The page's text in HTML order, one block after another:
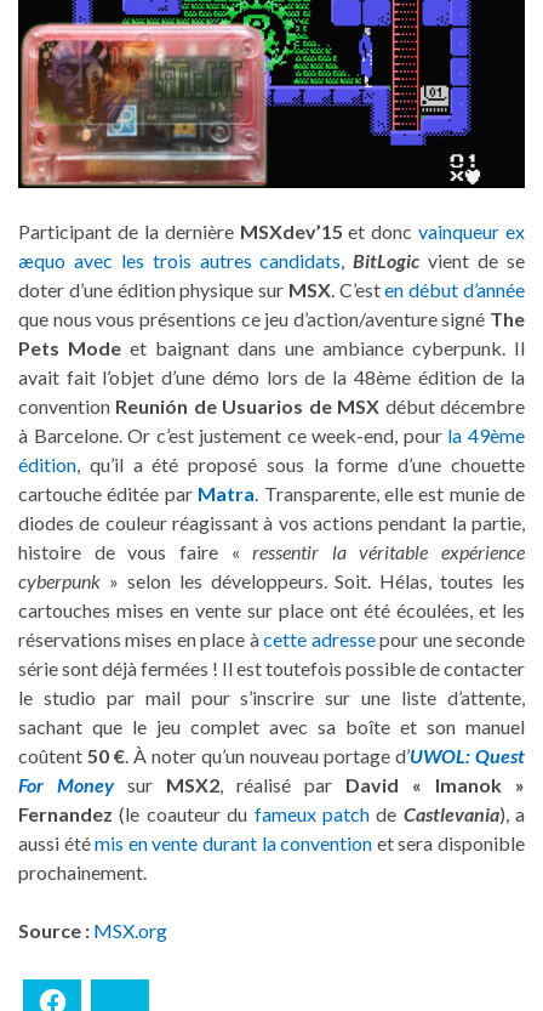
Participant de la dernière MSXdev’15 et doncvainqueur ex
æquo avec les trois autres candidats,BitLogic vient de se
doter d’une édition physique sur MSX. C’esten début d’année
que nous vous présentions ce jeu d’action/aventure signé The
Pets Mode et baignant dans une ambiance cyberpunk. Il
avait fait l’objet d’une démo lors de la 48ème édition de la
convention Reunión de Usuarios de MSX début décembre
à Barcelone. Or c’est justement ce week-end, pour la 49ème
édition, qu’il a été proposé sous la forme d’une chouette
cartouche éditée par Matra. Transparente, elle est munie de
diodes de couleur réagissant à vos actions pendant la partie,
histoire de vous faire «ressentir la véritable expérience
cyberpunk » selon les développeurs. Soit. Hélas, toutes les
cartouches mises en vente sur place ont été écoulées, et les
réservations mises en place àcette adressepour une seconde
série sont déjà fermées ! Il est toutefois possible de contacter
le studio par mail pour s’inscrire sur une liste d’attente,
sachant que le jeu complet avec sa boîte et son manuel
coûtent 50 €. À noter qu’un nouveau portage d’UWOL: Quest
For Moneysur MSX2, réalisé par David « Imanok »
Fernandez (le coauteur du fameux patchde Castlevania), a
aussi étémis en vente durant la convention et sera disponible
prochainement.
Source : MSX.org